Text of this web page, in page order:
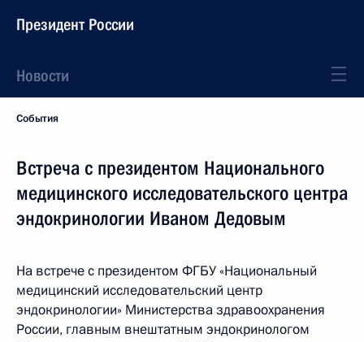
Президент России
Новости
События
Встреча с президентом Национального
медицинского исследовательского центра
эндокринологии Иваном Дедовым
На встрече с президентом ФГБУ «Национальный
медицинский исследовательский центр
эндокринологии» Министерства здравоохранения
России, главным внештатным эндокринологом